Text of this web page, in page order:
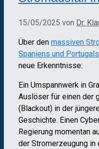
15/05/2025 von Dr.
Über den massiven
Spaniens und Portugals
neue Erkenntnisse:
Ein Umspannwerk in
Auslöser für einen der
(Blackout) in der
Geschichte. Einen
Regierung momentan
der Stromerzeugung in